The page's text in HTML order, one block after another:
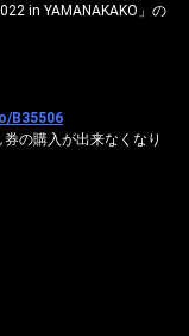
in YAMANAKAKO」の
B35506
の購入が出来なくなり